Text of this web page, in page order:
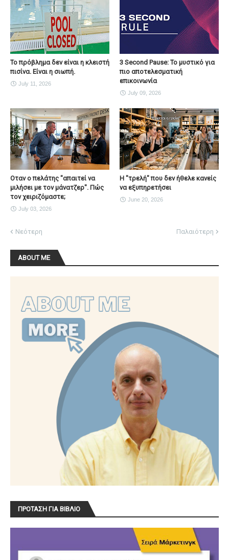
Το πρόβλημα δεν είναι η κλειστή
πισίνα. Είναι η σιωπή.
July 11, 2026
3 Second Pause: Το μυστικό για
πιο αποτελεσματική
επικοινωνία
July 09, 2026
Οταν ο πελάτης "απαιτεί να
μιλήσει με τον μάνατζερ". Πώς
τον χειριζόμαστε;
July 03, 2026
H "τρελή" που δεν ήθελε κανείς
να εξυπηρετήσει
June 20, 2026
Νεότερη Παλαιότερη
ABOUT ME
ΠΡΟΤΑΣΗ ΓΙΑ ΒΙΒΛΙΟ